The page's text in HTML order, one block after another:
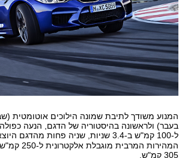
המנוע משודך לתיבת שמונה הילוכים אוטומטית
בעבר) ולראשונה בהיסטוריה של הדגם, הנעה
ל-100 קמ"ש ב-3.4 שניות, שניה פחות מהדגם היוצא ונתון זהה למרצדס
המהירות
305 קמ"ש.